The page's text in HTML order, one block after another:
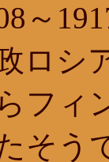
～
ロシ
フィ
そう